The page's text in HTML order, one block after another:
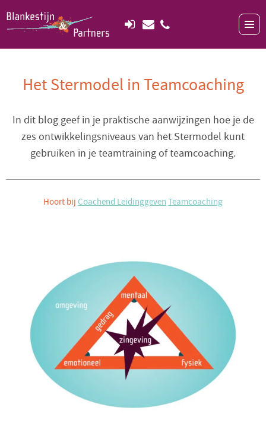
Het Stermodel in Teamcoaching
In dit blog geef in je praktische aanwijzingen hoe je de
zes ontwikkelingsniveaus van het Stermodel kunt
gebruiken in je teamtraining of teamcoaching.
Hoort bij Coachend Leidinggeven Teamcoaching